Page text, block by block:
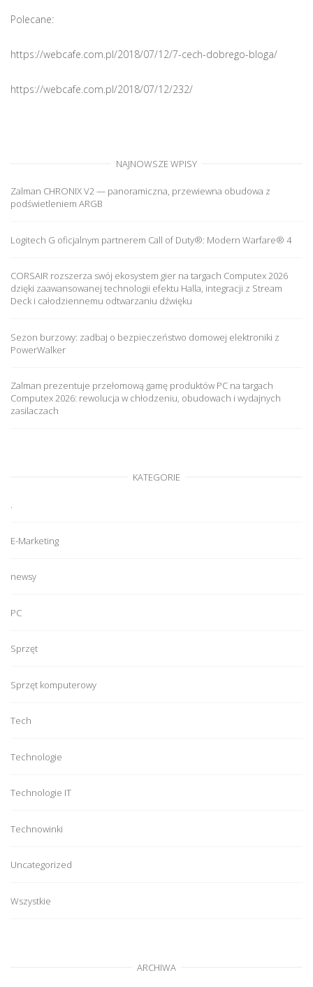
Polecane:
https://webcafe.com.pl/2018/07/12/7-cech-dobrego-bloga/
https://webcafe.com.pl/2018/07/12/232/
NAJNOWSZE WPISY
Zalman CHRONIX V2 — panoramiczna, przewiewna obudowa z
podświetleniem ARGB
Logitech G oficjalnym partnerem Call of Duty®: Modern Warfare® 4
CORSAIR rozszerza swój ekosystem gier na targach Computex 2026
dzięki zaawansowanej technologii efektu Halla, integracji z Stream
Deck i całodziennemu odtwarzaniu dźwięku
Sezon burzowy: zadbaj o bezpieczeństwo domowej elektroniki z
PowerWalker
Zalman prezentuje przełomową gamę produktów PC na targach
Computex 2026: rewolucja w chłodzeniu, obudowach i wydajnych
zasilaczach
KATEGORIE
.
E-Marketing
newsy
PC
Sprzęt
Sprzęt komputerowy
Tech
Technologie
Technologie IT
Technowinki
Uncategorized
Wszystkie
ARCHIWA